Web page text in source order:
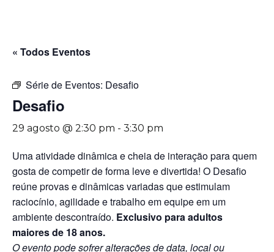
« Todos Eventos
Série de Eventos: Desafio
Desafio
29 agosto @ 2:30 pm - 3:30 pm
Uma atividade dinâmica e cheia de interação para quem
gosta de competir de forma leve e divertida! O Desafio
reúne provas e dinâmicas variadas que estimulam
raciocínio, agilidade e trabalho em equipe em um
ambiente descontraído. Exclusivo para adultos
maiores de 18 anos.
O evento pode sofrer alterações de data, local ou